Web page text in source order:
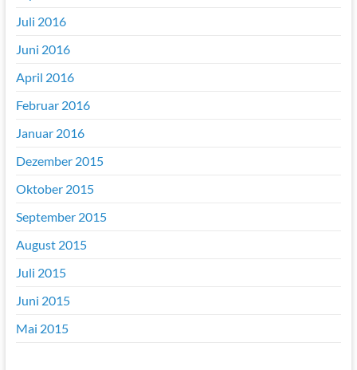
Juli 2016
Juni 2016
April 2016
Februar 2016
Januar 2016
Dezember 2015
Oktober 2015
September 2015
August 2015
Juli 2015
Juni 2015
Mai 2015